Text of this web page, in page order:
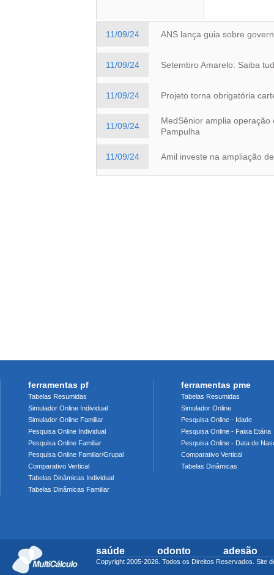
11/09/24 ANS lança guia sobre
11/09/24 Setembro Amarelo: Saiba
11/09/24 Projeto torna obrigatória
11/09/24
MedSênior amplia
Pampulha
11/09/24 Amil investe na ampliação
ferramentas pf
Tabelas Resumidas
Simulador Online Individual
Simulador Online Familiar
Pesquisa Online Individual
Pesquisa Online Familiar
Pesquisa Online Familiar/Grupal
Comparativo Vertical
Tabelas Dinâmicas Individual
Tabelas Dinâmicas Familiar
ferramentas pme
Tabelas Resumidas
Simulador Online
Pesquisa Online - Idade
Pesquisa Online - Faixa Etária
Pesquisa Online - Data de
Comparativo Vertical
Tabelas Dinâmicas
saúde odonto adesão
Copyright 2005-2026. Todos os Direitos Reservados. Site